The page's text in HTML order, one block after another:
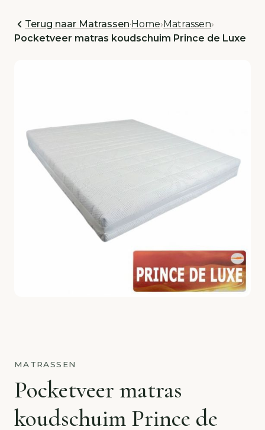
Terug naar Matrassen·Home›Matrassen›
Pocketveer matras koudschuim Prince de Luxe
MATRASSEN
Pocketveer matras
koudschuim Prince de